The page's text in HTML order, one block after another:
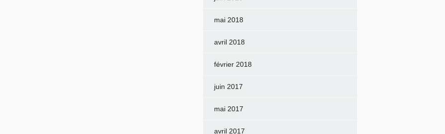
mai 2018
avril 2018
février 2018
juin 2017
mai 2017
avril 2017